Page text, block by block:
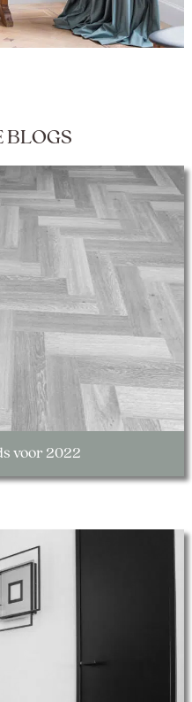
BLOGS
voor 2022